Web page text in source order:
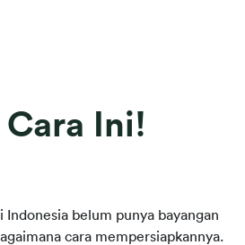
Ini!
belum punya bayangan
cara mempersiapkannya.